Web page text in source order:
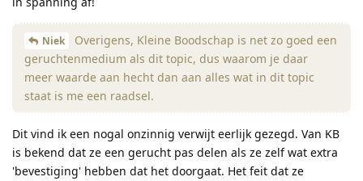
Niek
Overigens, Kleine Boodschap is net zo goed een
geruchtenmedium als dit topic, dus waarom je daar
meer waarde aan hecht dan aan alles wat in dit topic
staat is me een raadsel.
Dit vind ik een nogal onzinnig verwijt eerlijk gezegd. Van KB
is bekend dat ze een gerucht pas delen als ze zelf wat extra
'bevestiging' hebben dat het doorgaat. Het feit dat ze